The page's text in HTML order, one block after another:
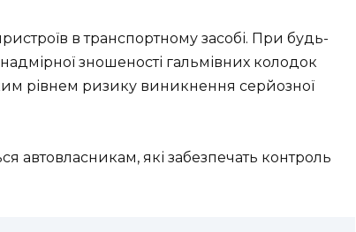
в транспортному засобі. При будь-
зношеності гальмівних колодок
рівнем ризику виникнення серйозної
автовласникам, які забезпечать контроль